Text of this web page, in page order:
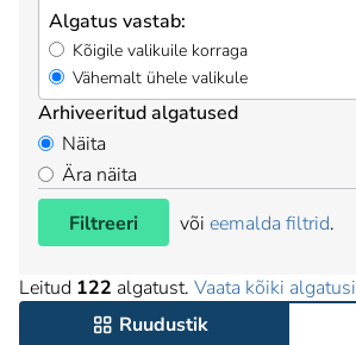
Algatus vastab:
Kõigile valikuile korraga
Vähemalt ühele valikule
Arhiveeritud algatused
Näita
Ära näita
Filtreeri
või eemalda filtrid.
Leitud 122 algatust. Vaata kõiki algatusi
Ruudustik